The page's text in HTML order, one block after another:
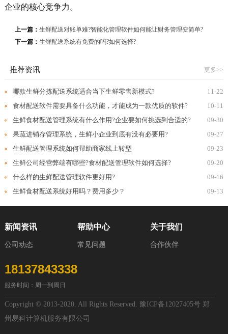
企业的核心竞争力。
上一篇： 生鲜配送对账单难?智能化管理软件如何能让财务管理变简单?
下一篇： 生鲜配送系统有免费的吗?如何选择?
推荐资讯 更多>>
11-22
哪款生鲜分拣配送系统适合当下生鲜零售新模式?
10-11
食材配送软件需要具备什么功能，才能成为一款优质的软件?
09-30
生鲜食材配送管理系统有什么作用?企业要如何挑选到合适的?
09-27
果蔬进销存管理系统，生鲜小企业到底有没有必要用?
09-23
生鲜配送管理系统如何帮助商家线上转型
09-20
生鲜公司经营弊端有哪些?食材配送管理软件如何选择?
09-16
什么样的生鲜配送管理软件更好用?
09-13
生鲜食材配送系统好用吗？费用多少？
新闻资讯
公司动态
帮助中心
常见问题
关于我们
合作伙伴
18137843338
服务时间：周一到周日
Copyright © 2013-2020. All Rights Reserved. 豫ICP备12027405号郑
州易科计算机服务有限公司